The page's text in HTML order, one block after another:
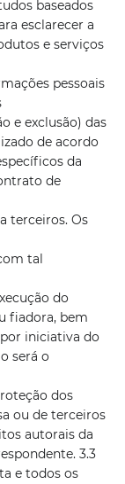
baseados
esclarecer a
e serviços
pessoais
e exclusão) das
de acordo
da
de
terceiros. Os
tal
do
fiadora, bem
iniciativa do
será o
dos
ou de terceiros
autorais da
3.3
e todos os